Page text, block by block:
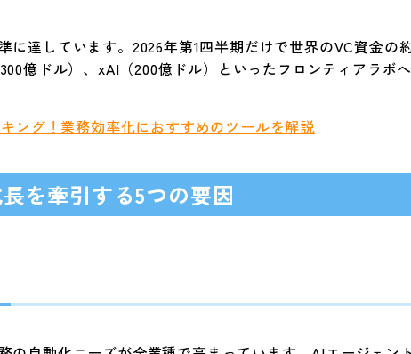
達しています。2026年第1四半期だけで世界のVC資金の
億ドル）、xAI（200億ドル）といったフロンティアラボ
ング！業務効率化におすすめのツールを解説
を牽引する5つの要因